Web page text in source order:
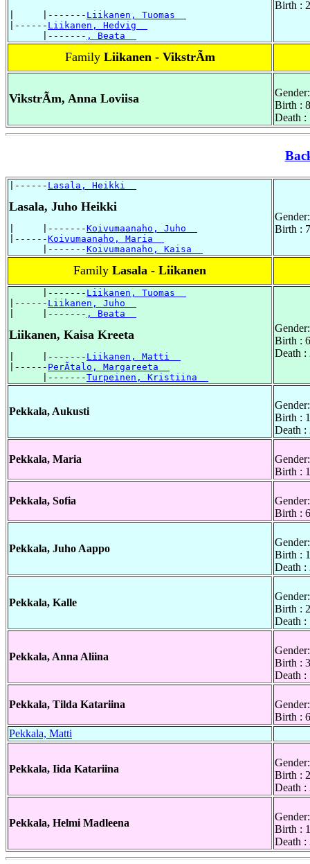
|     |------- Liikanen, Tuomas
|------ Liikanen, Hedvig
      |-------
, Beata
Birth :
Family Liikanen - VikstrÃm
VikstrÃm, Anna Loviisa
Birth :
Death :
|------ Lasala, Heikki
Lasala, Juho Heikki
|     |-------Koivumaanaho, Juho
|------Koivumaanaho, Maria
      |-------
Koivumaanaho, Kaisa
Birth :
Family Lasala - Liikanen
      |-------
Liikanen, Tuomas
|------ Liikanen, Juho
|     |------- , Beata
Liikanen, Kaisa Kreeta
|     |------- Liikanen, Matti
|------ PerÃtalo, Margareeta
      |-------
Turpeinen, Kristiina
Birth :
Death :
Pekkala, Aukusti
Birth :
Death :
Pekkala, Maria
Birth :
Pekkala, Sofia
Birth :
Pekkala, Juho Aappo
Birth :
Death :
Pekkala, Kalle
Birth :
Death :
Pekkala, Anna Aliina
Birth :
Death :
Pekkala, Tilda Katariina
Birth :
Pekkala, Matti
Pekkala, Iida Katariina
Birth :
Death :
Pekkala, Helmi Madleena
Birth :
Death :